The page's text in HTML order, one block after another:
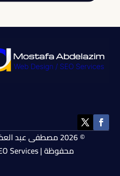
© 2026 مصطفى
محفوظة | Web Design & SEO Services